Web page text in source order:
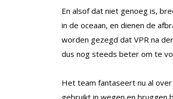
En alsof dat niet genoeg is,
in de oceaan, en dienen de
worden gezegd dat VPR na
dus nog steeds beter om te
Het team fantaseert nu al
gebruikt in wegen en bruggen